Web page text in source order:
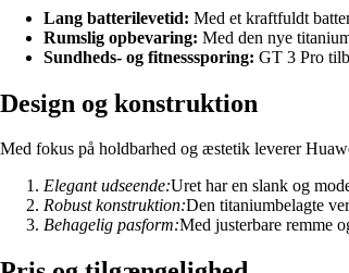
Lang batterilevetid: Med et kraftfuldt
Rumslig opbevaring: Med den nye
Sundheds- og fitnesssporing: GT 3 Pro
Design og konstruktion
Med fokus på holdbarhed og æstetik leverer
Elegant udseende:Uret har en slank og
Robust konstruktion:Den titaniumbelagte
Behagelig pasform:Med justerbare remme